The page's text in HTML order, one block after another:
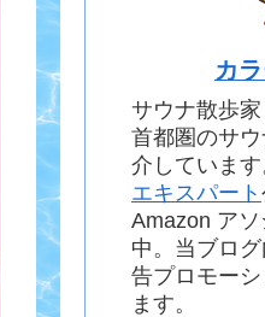
カ
サウナ散歩家
首都圏のサ
介しています
エキスパート
Amazon ア
中。当ブロ
告プロモー
ます。